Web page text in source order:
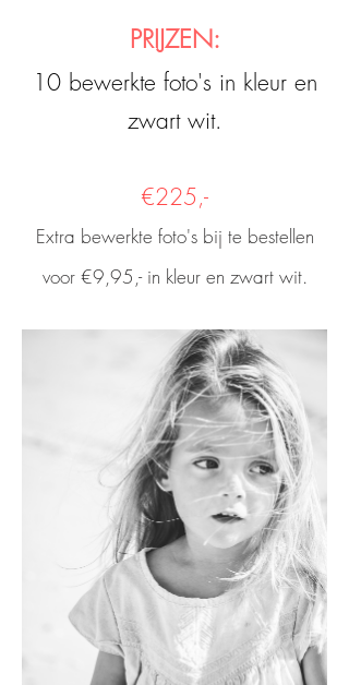
PRIJZEN:
10 bewerkte foto's in kleur en
zwart wit.
€225,-
Extra bewerkte foto's bij te bestellen
voor €9,95,- in kleur en zwart wit.